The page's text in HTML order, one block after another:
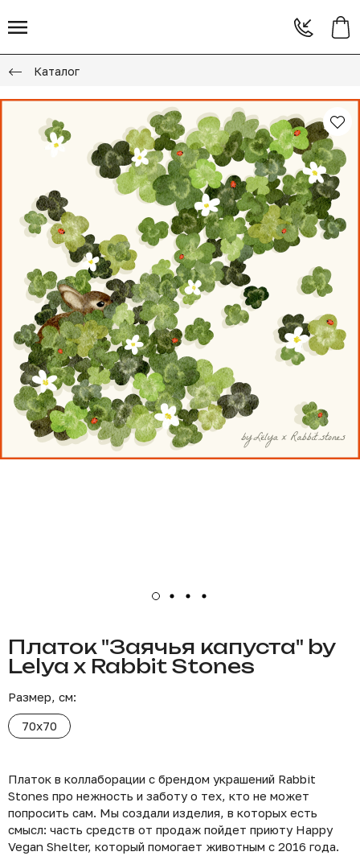
Каталог
Платок "Заячья капуста" by
Lelya x Rabbit Stones
Размер, см:
70x70
Платок в коллаборации с брендом украшений Rabbit
Stones про нежность и заботу о тех, кто не может
попросить сам. Мы создали изделия, в которых есть
смысл: часть средств от продаж пойдет приюту Happy
Vegan Shelter, который помогает животным с 2016 года.